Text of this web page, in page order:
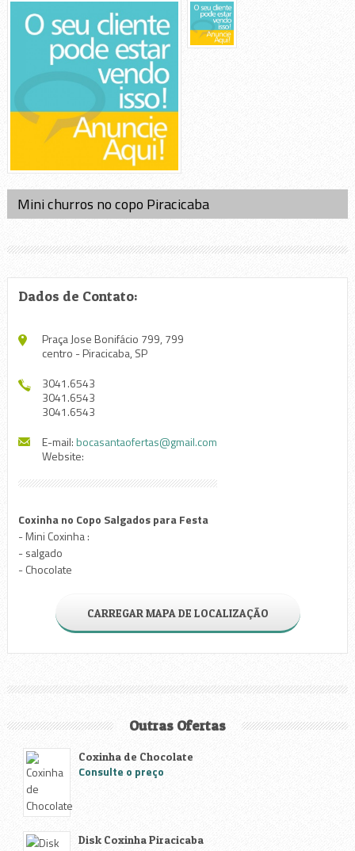
Mini churros no copo Piracicaba
Dados de Contato:
Praça Jose Bonifácio 799, 799
centro - Piracicaba, SP
3041.6543
3041.6543
3041.6543
E-mail:bocasantaofertas@gmail.com
Website:
Coxinha no Copo Salgados para Festa
- Mini Coxinha :
- salgado
- Chocolate
CARREGAR MAPA DE LOCALIZAÇÃO
Outras Ofertas
Coxinha de Chocolate
Consulte o preço
Disk Coxinha Piracicaba